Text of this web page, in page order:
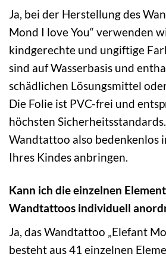
Ja, bei der Herstellung des
Mond I love You“ verwenden
kindgerechte und ungiftige
sind auf Wasserbasis und
schädlichen Lösungsmittel
Die Folie ist PVC-frei und
höchsten
Wandtattoo also bedenkenlos
Ihres Kindes anbringen.
Kann ich die einzelnen
Wandtattoos individuell
Ja, das Wandtattoo „Elefant
besteht aus 41 einzelnen